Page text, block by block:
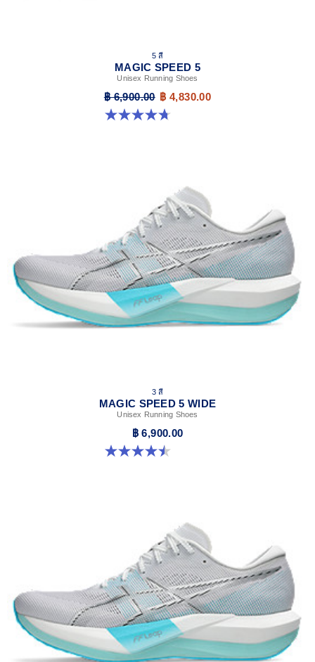
5 สี
MAGIC SPEED 5
Unisex Running Shoes
฿ 6,900.00 ฿ 4,830.00
4.7 จาก 5 ดาว 328 รีวิว
3 สี
MAGIC SPEED 5 WIDE
Unisex Running Shoes
฿ 6,900.00
4.5 จาก 5 ดาว 42 รีวิว